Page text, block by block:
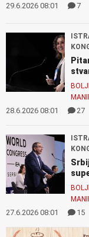
29.6.2026 08:01 7
28.6.2026 08:01 27
27.6.2026 08:01 15